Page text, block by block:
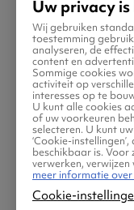
Wil je
boeken? Vanaf
uur vliegen,
Brussels Airport
vluchten naar
Italië,
zoals Rome
Uw privacy
Wij gebruiken
toestemming
analyseren, de
content en
Sommige cookies
activiteit op
interesses op te
U kunt alle cookies
of uw voorkeuren
selecteren. U kunt
‘Cookie-
beschikbaar is. Voor
verwerken, verwijzen
meer informatie
Cookie-